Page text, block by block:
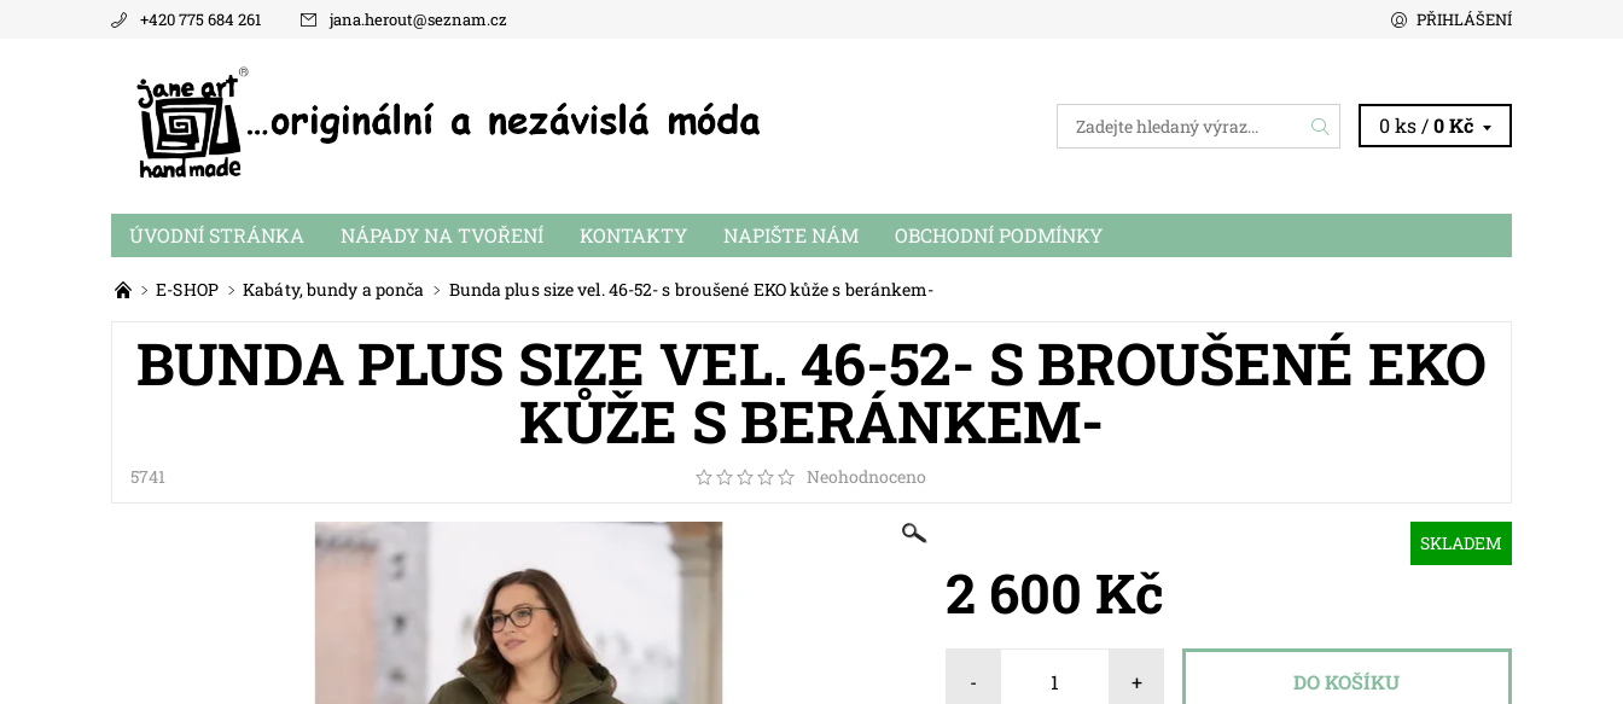
+420 775 684 261 jana.herout@seznam.cz PŘIHLÁŠENÍ
0 ks /0 Kč
ÚVODNÍ STRÁNKA NÁPADY NA TVOŘENÍ KONTAKTY NAPIŠTE NÁM OBCHODNÍ PODMÍNKY
E-SHOP Kabáty, bundy a ponča Bunda plus size vel. 46-52- s broušené EKO kůže s beránkem-
BUNDA PLUS SIZE VEL. 46-52- S BROUŠENÉ EKO
KŮŽE S BERÁNKEM-
5741 Neohodnoceno
SKLADEM
2 600 Kč
- +